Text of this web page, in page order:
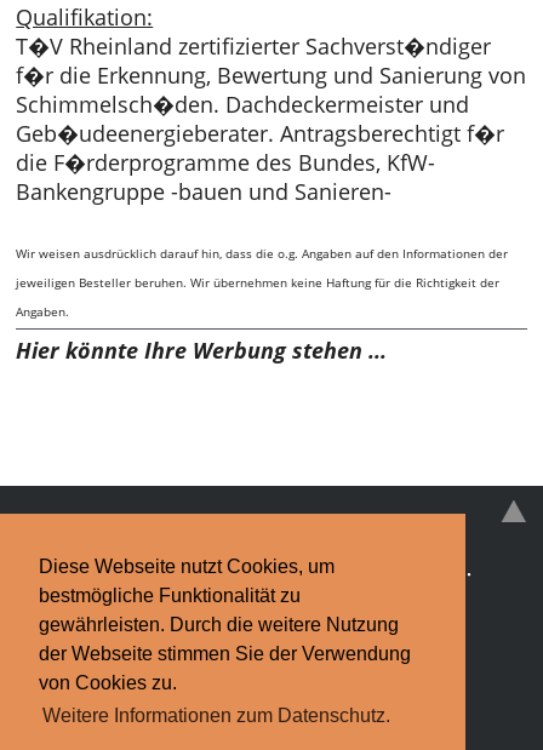
Diese Webseite nutzt Cookies, um
bestmögliche Funktionalität zu
gewährleisten. Durch die weitere Nutzung
der Webseite stimmen Sie der Verwendung
von Cookies zu.
Weitere Informationen zum Datenschutz.
Qualifikation:
T�V Rheinland zertifizierter Sachverst�ndiger
f�r die Erkennung, Bewertung und Sanierung von
Schimmelsch�den. Dachdeckermeister und
Geb�udeenergieberater. Antragsberechtigt f�r
die F�rderprogramme des Bundes, KfW-
Bankengruppe -bauen und Sanieren-
Wir weisen ausdrücklich darauf hin, dass die o.g. Angaben auf den Informationen der
jeweiligen Besteller beruhen. Wir übernehmen keine Haftung für die Richtigkeit der
Angaben.
Hier könnte Ihre Werbung stehen ...
Schimmelpilz· Schimmelpilz-EXPERTEN
·
Infos & Tipps·
Impressum· Datenschutzerklärung
Finden Sie bundesweit Hilfe bei
Schimmelpilz.